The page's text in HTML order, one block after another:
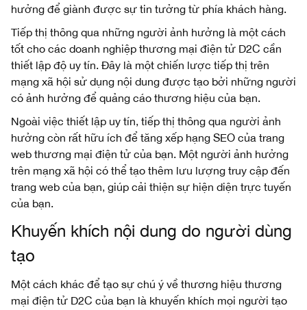
hưởng để giành được sự tin tưởng từ phía khách hàng.
Tiếp thị thông qua những người ảnh hưởng là một cách
tốt cho các doanh nghiệp thương mại điện tử D2C cần
thiết lập độ uy tín. Đây là một chiến lược tiếp thị trên
mạng xã hội sử dụng nội dung được tạo bởi những người
có ảnh hưởng để quảng cáo thương hiệu của bạn.
Ngoài việc thiết lập uy tín, tiếp thị thông qua người ảnh
hưởng còn rất hữu ích để tăng xếp hạng SEO của trang
web thương mại điện tử của bạn. Một người ảnh hưởng
trên mạng xã hội có thể tạo thêm lưu lượng truy cập đến
trang web của bạn, giúp cải thiện sự hiện diện trực tuyến
của bạn.
Khuyến khích nội dung do người dùng
tạo
Một cách khác để tạo sự chú ý về thương hiệu thương
mại điện tử D2C của bạn là khuyến khích mọi người tạo